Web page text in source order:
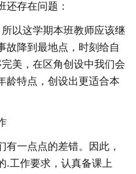
还存在问题：
以这学期本班教师应该继
故降到最地点，时刻给自
美，在区角创设中我们会
龄特点，创设出更适合本
有一点点的差错。因此，
.工作要求，认真备课上